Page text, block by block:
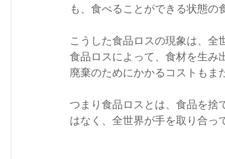
も、食べることができる状態の
こうした食品ロスの現象は、全
食品ロスによって、食材を生み
廃棄のためにかかるコストもま
つまり食品ロスとは、食品を捨
はなく、全世界が手を取り合っ